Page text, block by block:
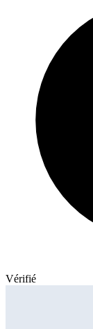
Vérifié